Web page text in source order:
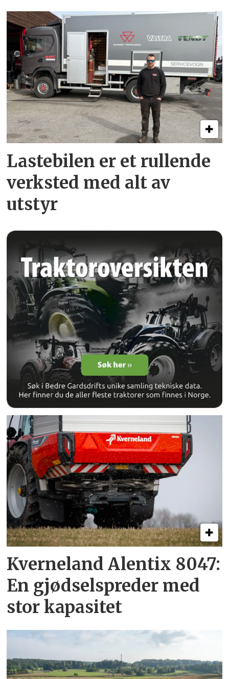
Lastebilen er et rullende
verksted med alt av
utstyr
Kverneland Alentix 8047:
En gjødsel­spreder med
stor kapasitet